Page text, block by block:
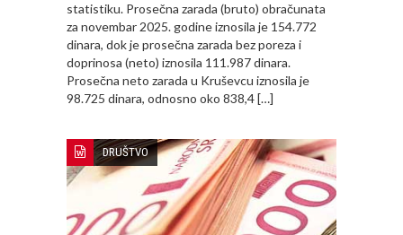
statistiku. Prosečna zarada (bruto) obračunata
za novembar 2025. godine iznosila je 154.772
dinara, dok je prosečna zarada bez poreza i
doprinosa (neto) iznosila 111.987 dinara.
Prosečna neto zarada u Kruševcu iznosila je
98.725 dinara, odnosno oko 838,4 […]
DRUŠTVO